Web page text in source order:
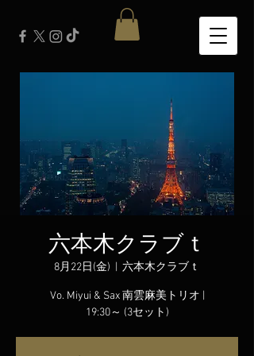
六本木クラブｔ
8月22日(金) 六本木クラブｔ
Vo. Miyui & Sax 南雲麻美トリオ |
19:30～ (3セット)